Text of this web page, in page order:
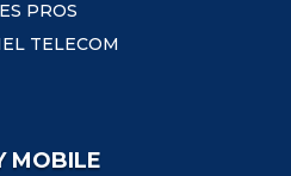
PROS
TELECOM
MOBILE